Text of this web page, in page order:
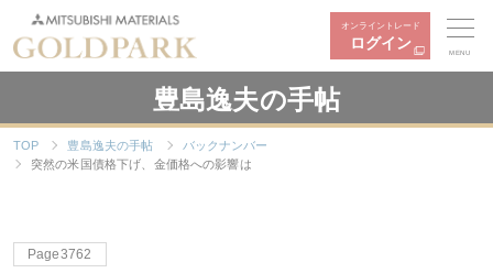
オンライントレード
ログイン
MENU
豊島逸夫の手帖
TOP 豊島逸夫の手帖
バックナンバー
突然の米国債格下げ、金価格への影響は
Page3762